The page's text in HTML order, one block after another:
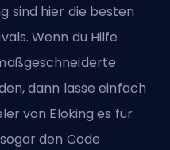
sind hier die besten
Wenn du Hilfe
dann lasse einfach
von Eloking es für
den Code